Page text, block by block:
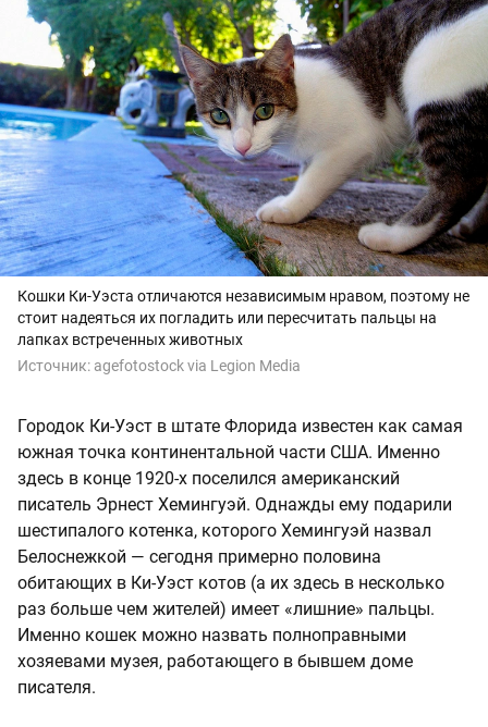
Кошки Ки-Уэста отличаются независимым нравом, поэтому не
стоит надеяться их погладить или пересчитать пальцы на
лапках встреченных животных
Источник: agefotostock via Legion Media
Городок Ки-Уэст в штате Флорида известен как самая
южная точка континентальной части США. Именно
здесь в конце 1920-х поселился американский
писатель Эрнест Хемингуэй. Однажды ему подарили
шестипалого котенка, которого Хемингуэй назвал
Белоснежкой — сегодня примерно половина
обитающих в Ки-Уэст котов (а их здесь в несколько
раз больше чем жителей) имеет «лишние» пальцы.
Именно кошек можно назвать полноправными
хозяевами музея, работающего в бывшем доме
писателя.